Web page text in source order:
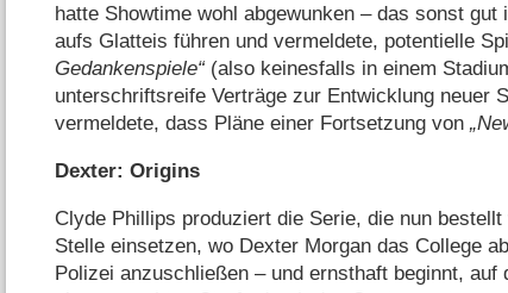
hatte Showtime wohl abgewunken – das sonst
aufs Glatteis führen und vermeldete, potentielle
Gedankenspiele
(also keinesfalls in einem
unterschriftsreife Verträge zur Entwicklung neuer
vermeldete, dass Pläne einer Fortsetzung von
Dexter: Origins
Clyde Phillips produziert die Serie, die nun
Stelle einsetzen, wo Dexter Morgan das College
Polizei anzuschließen – und ernsthaft beginnt, auf